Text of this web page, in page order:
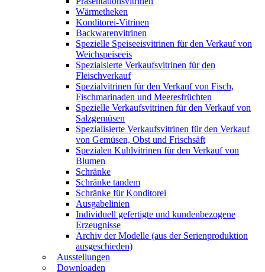
Wärmetheken
Konditorei-Vitrinen
Backwarenvitrinen
Spezielle Speiseeisvitrinen für den Verkauf von
Weichspeiseeis
Spezialsierte Verkaufsvitrinen für den
Fleischverkauf
Spezialvitrinen für den Verkauf von Fisch,
Fischmarinaden und Meeresfrüchten
Spezielle Verkaufsvitrinen für den Verkauf von
Salzgemüsen
Spezialisierte Verkaufsvitrinen für den Verkauf
von Gemüsen, Obst und Frischsäft
Spezialen Kuhlvitrinen für den Verkauf von
Blumen
Schränke
Schränke tandem
Schränke für Konditorei
Ausgabelinien
Individuell gefertigte und kundenbezogene
Erzeugnisse
Archiv der Modelle (aus der Serienproduktion
ausgeschieden)
Ausstellungen
Downloaden